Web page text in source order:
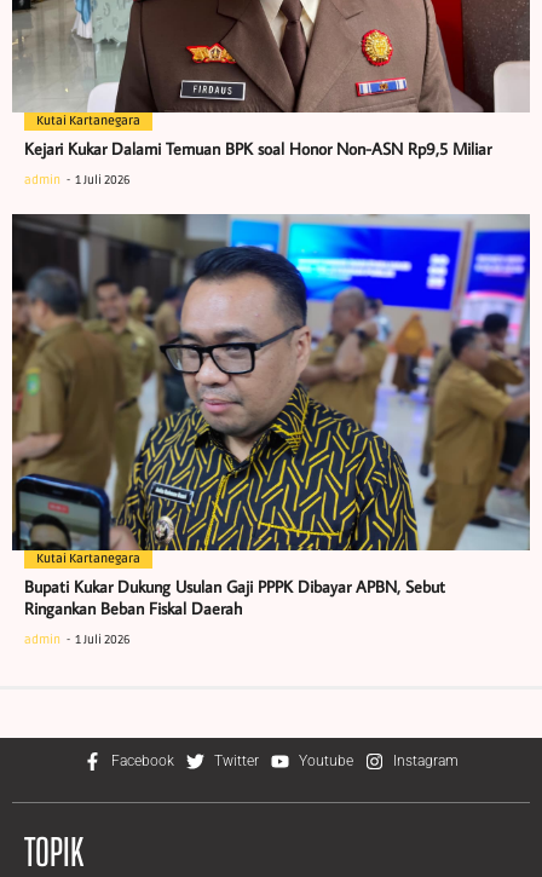
Kutai Kartanegara
Kejari Kukar Dalami Temuan BPK soal Honor Non-ASN Rp9,5 Miliar
admin 1 Juli 2026
Kutai Kartanegara
Bupati Kukar Dukung Usulan Gaji PPPK Dibayar APBN, Sebut
Ringankan Beban Fiskal Daerah
admin 1 Juli 2026
Facebook Twitter Youtube Instagram
TOPIK